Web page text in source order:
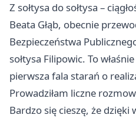
Z sołtysa do sołtysa –
Beata Głąb, obecnie
Bezpieczeństwa
sołtysa Filipowic. To
pierwsza fala starań o
Prowadziłam liczne
Bardzo się cieszę, że dzięki